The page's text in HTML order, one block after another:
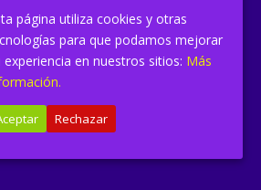
Portavoz
reforma
renovación retribuciones
reunión
sindicato
Transcripciones
página utiliza cookies y otras
para que podamos mejorar
experiencia en nuestros sitios: Más
Rechazar